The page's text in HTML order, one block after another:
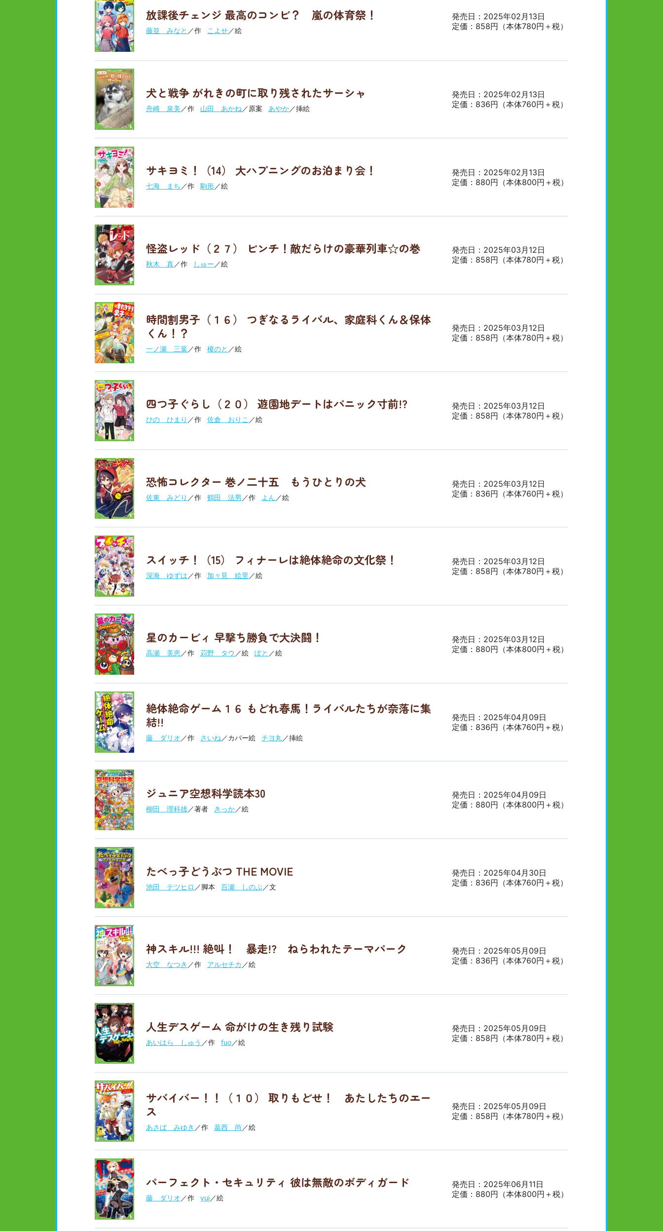
放課後チェンジ 最高のコンビ？ 嵐の体育祭！
藤並 みなと ／作 こよせ／絵
発売日：2025年02月13日
定価：858円（本体780円＋税）
犬と戦争 がれきの町に取り残されたサーシャ
舟崎 泉美 ／作 山田 あかね ／原案 あやか／挿絵
発売日：2025年02月13日
定価：836円（本体760円＋税）
サキヨミ！（14） 大ハプニングのお泊まり会！
七海 まち ／作 駒形／絵
発売日：2025年02月13日
定価：880円（本体800円＋税）
怪盗レッド（２７） ピンチ！敵だらけの豪華列車☆の巻
秋木 真／作 しゅー ／絵
発売日：2025年03月12日
定価：858円（本体780円＋税）
時間割男子（１６） つぎなるライバル、家庭科くん＆保体
くん！？
一ノ瀬 三葉／作 榎のと ／絵
発売日：2025年03月12日
定価：858円（本体780円＋税）
四つ子ぐらし（２０） 遊園地デートはパニック寸前!?
ひの ひまり ／作 佐倉 おりこ ／絵
発売日：2025年03月12日
定価：858円（本体780円＋税）
恐怖コレクター 巻ノ二十五 もうひとりの犬
佐東 みどり ／作 鶴田 法男 ／作 よん ／絵
発売日：2025年03月12日
定価：836円（本体760円＋税）
スイッチ！（15） フィナーレは絶体絶命の文化祭！
深海 ゆずは ／作 加々見 絵里 ／絵
発売日：2025年03月12日
定価：858円（本体780円＋税）
星のカービィ 早撃ち勝負で大決闘！
高瀬 美恵／作 苅野 タウ ／絵 ぽと ／絵
発売日：2025年03月12日
定価：880円（本体800円＋税）
絶体絶命ゲーム１６ もどれ春馬！ライバルたちが奈落に集
結!!
藤 ダリオ ／作 さいね ／カバー絵 チヨ丸／挿絵
発売日：2025年04月09日
定価：836円（本体760円＋税）
ジュニア空想科学読本30
柳田 理科雄／著者 きっか／絵
発売日：2025年04月09日
定価：880円（本体800円＋税）
たべっ子どうぶつ THE MOVIE
池田 テツヒロ ／脚本 百瀬 しのぶ ／文
発売日：2025年04月30日
定価：836円（本体760円＋税）
神スキル!!! 絶叫！ 暴走!? ねらわれたテーマパーク
大空 なつき ／作 アルセチカ ／絵
発売日：2025年05月09日
定価：836円（本体760円＋税）
人生デスゲーム 命がけの生き残り試験
あいはら しゅう ／作 fuo／絵
発売日：2025年05月09日
定価：858円（本体780円＋税）
サバイバー！！（１０） 取りもどせ！ あたしたちのエー
ス
あさば みゆき ／作 葛西 尚 ／絵
発売日：2025年05月09日
定価：858円（本体780円＋税）
パーフェクト・セキュリティ 彼は無敵のボディガード
藤 ダリオ ／作 yui／絵
発売日：2025年06月11日
定価：880円（本体800円＋税）